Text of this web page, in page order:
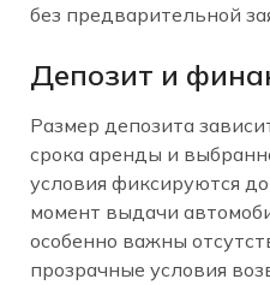
без предварительной
Депозит и
Размер депозита
срока аренды и
условия фиксируются
момент выдачи
особенно важны
прозрачные условия